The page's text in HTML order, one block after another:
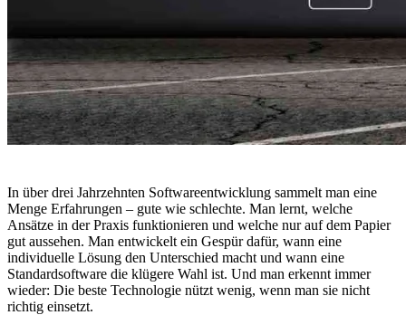
In über drei Jahrzehnten Softwareentwicklung sammelt man eine
Menge Erfahrungen – gute wie schlechte. Man lernt, welche
Ansätze in der Praxis funktionieren und welche nur auf dem Papier
gut aussehen. Man entwickelt ein Gespür dafür, wann eine
individuelle Lösung den Unterschied macht und wann eine
Standardsoftware die klügere Wahl ist. Und man erkennt immer
wieder: Die beste Technologie nützt wenig, wenn man sie nicht
richtig einsetzt.